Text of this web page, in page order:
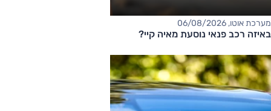
מערכת אוטו, 06/08/2026
באיזה רכב פנאי נוסעת מאיה קיי?